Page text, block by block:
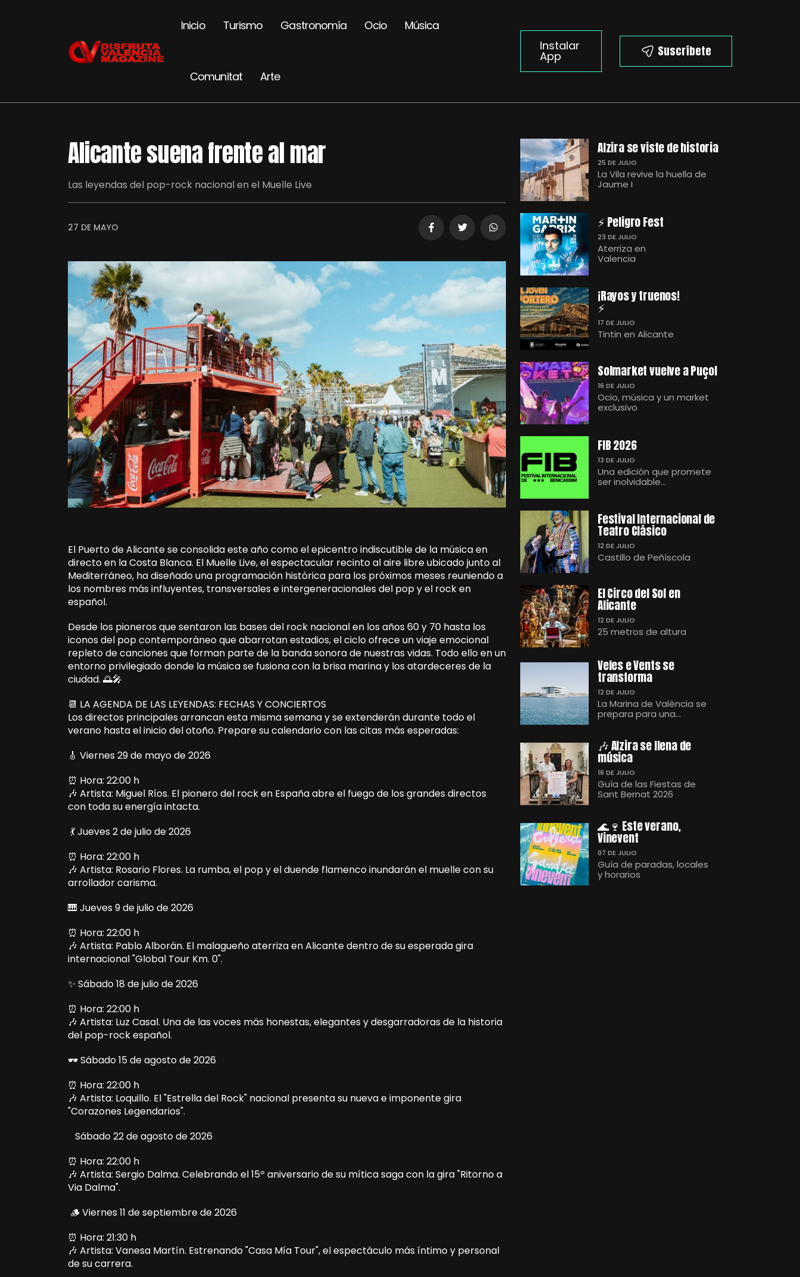
Inicio Turismo Gastronomía Ocio Música
Comunitat Arte
Instalar
App Suscríbete
Alicante suena frente al mar
Las leyendas del pop-rock nacional en el Muelle Live
27 DE MAYO
El Puerto de Alicante se consolida este año como el epicentro indiscutible de la música en
directo en la Costa Blanca. El Muelle Live, el espectacular recinto al aire libre ubicado junto al
Mediterráneo, ha diseñado una programación histórica para los próximos meses reuniendo a
los nombres más influyentes, transversales e intergeneracionales del pop y el rock en
español.
Desde los pioneros que sentaron las bases del rock nacional en los años 60 y 70 hasta los
iconos del pop contemporáneo que abarrotan estadios, el ciclo ofrece un viaje emocional
repleto de canciones que forman parte de la banda sonora de nuestras vidas. Todo ello en un
entorno privilegiado donde la música se fusiona con la brisa marina y los atardeceres de la
ciudad. 🌅🎤
📆 LA AGENDA DE LAS LEYENDAS: FECHAS Y CONCIERTOS
Los directos principales arrancan esta misma semana y se extenderán durante todo el
verano hasta el inicio del otoño. Prepare su calendario con las citas más esperadas:
🎸 Viernes 29 de mayo de 2026
⏰ Hora: 22:00 h
🎶 Artista: Miguel Ríos. El pionero del rock en España abre el fuego de los grandes directos
con toda su energía intacta.
💃 Jueves 2 de julio de 2026
⏰ Hora: 22:00 h
🎶 Artista: Rosario Flores. La rumba, el pop y el duende flamenco inundarán el muelle con su
arrollador carisma.
🎹 Jueves 9 de julio de 2026
⏰ Hora: 22:00 h
🎶 Artista: Pablo Alborán. El malagueño aterriza en Alicante dentro de su esperada gira
internacional "Global Tour Km. 0".
✨ Sábado 18 de julio de 2026
⏰ Hora: 22:00 h
🎶 Artista: Luz Casal. Una de las voces más honestas, elegantes y desgarradoras de la historia
del pop-rock español.
🕶️ Sábado 15 de agosto de 2026
⏰ Hora: 22:00 h
🎶 Artista: Loquillo. El "Estrella del Rock" nacional presenta su nueva e imponente gira
"Corazones Legendarios".
Sábado 22 de agosto de 2026
⏰ Hora: 22:00 h
🎶 Artista: Sergio Dalma. Celebrando el 15º aniversario de su mítica saga con la gira "Ritorno a
Via Dalma".
🪵 Viernes 11 de septiembre de 2026
⏰ Hora: 21:30 h
🎶 Artista: Vanesa Martín. Estrenando "Casa Mía Tour", el espectáculo más íntimo y personal
de su carrera.
Alzira se viste de historia
25 DE JULIO
La Vila revive la huella de
Jaume I
⚡ Peligro Fest
23 DE JULIO
Aterriza en
Valencia
¡Rayos y truenos!
⚡
17 DE JULIO
Tintin en Alicante
Solmarket vuelve a Puçol
16 DE JULIO
Ocio, música y un market
exclusivo
FIB 2026
13 DE JULIO
Una edición que promete
ser inolvidable...
Festival Internacional de
Teatro Clásico
12 DE JULIO
Castillo de Peñíscola
El Circo del Sol en
Alicante
12 DE JULIO
25 metros de altura
Veles e Vents se
transforma
12 DE JULIO
La Marina de València se
prepara para una...
🎶 Alzira se llena de
música
16 DE JULIO
Guía de las Fiestas de
Sant Bernat 2026
🌊🍷 Este verano,
Vinevent
07 DE JULIO
Guía de paradas, locales
y horarios